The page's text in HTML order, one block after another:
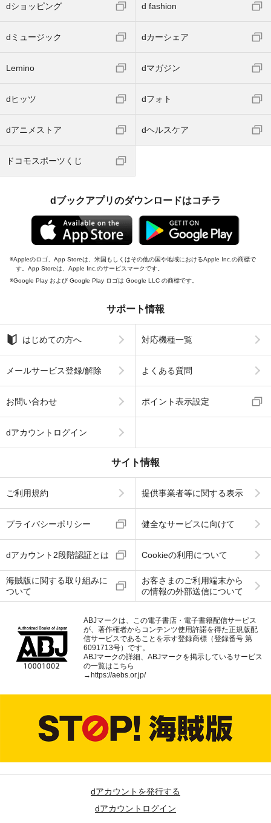
dショッピング d fashion
dミュージック dカーシェア
Lemino dマガジン
dヒッツ dフォト
dアニメストア dヘルスケア
ドコモスポーツくじ
dブックアプリのダウンロードはコチラ
Appleのロゴ、App Storeは、米国もしくはその他の国や地域におけるApple Inc.の商標で
す。App Storeは、Apple Inc.のサービスマークです。
Google Play および Google Play ロゴは Google LLC の商標です。
サポート情報
はじめての方へ 対応機種一覧
メールサービス登録/解除 よくある質問
お問い合わせ ポイント表示設定
dアカウントログイン
サイト情報
ご利用規約 提供事業者等に関する表示
プライバシーポリシー 健全なサービスに向けて
dアカウント2段階認証とは Cookieの利用について
海賊版に関する取り組みに
ついて
お客さまのご利用端末から
の情報の外部送信について
ABJマークは、この電子書店・電子書籍配信サービス
が、著作権者からコンテンツ使用許諾を得た正規版配
信サービスであることを示す登録商標（登録番号 第
6091713号）です。
ABJマークの詳細、ABJマークを掲示しているサービス
の一覧はこちら
→https://aebs.or.jp/
dアカウントを発行する
dアカウントログイン